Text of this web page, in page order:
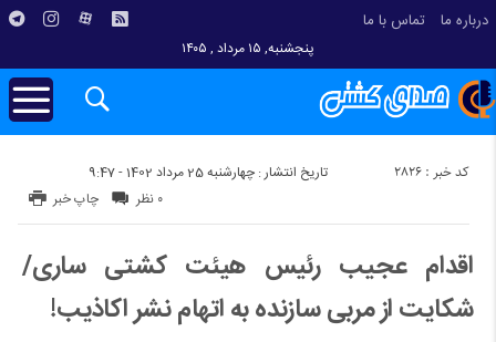
درباره ما تماس با ما
پنجشنبه, ۱۵ مرداد , ۱۴۰۵
تاریخ انتشار : چهارشنبه 25 مرداد 1402 - 9:47 کد خبر : 2826
چاپ خبر ۰ نظر
اقدام عجیب رئیس هیئت کشتی ساری/
شکایت از مربی سازنده به اتهام نشر اکاذیب!